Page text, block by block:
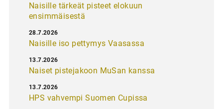
Naisille tärkeät pisteet elokuun
ensimmäisestä
Naisille iso pettymys Vaasassa
28.7.2026
Naiset pistejakoon MuSan kanssa
13.7.2026
HPS vahvempi Suomen Cupissa
13.7.2026